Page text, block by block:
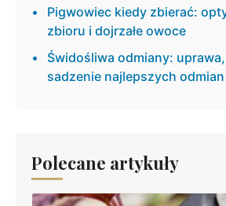
Pigwowiec kiedy zbierać:
zbioru i dojrzałe owoce
Świdośliwa odmiany:
sadzenie najlepszych
Polecane artykuły